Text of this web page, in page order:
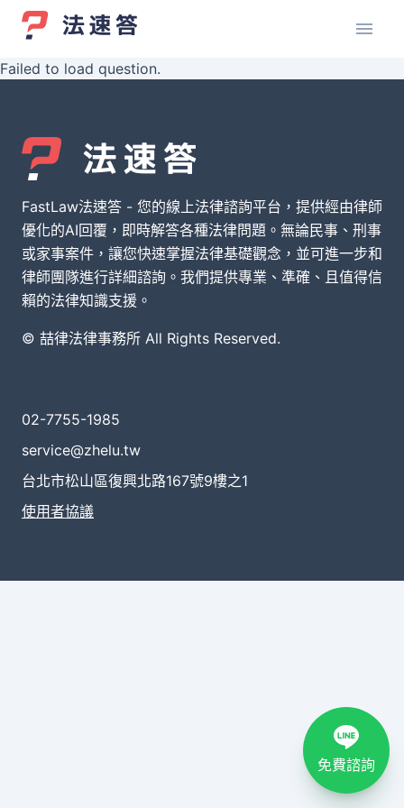
Failed to load question.
FastLaw法速答 - 您的線上法律諮詢平台，提供經由律師
優化的AI回覆，即時解答各種法律問題。無論民事、刑事
或家事案件，讓您快速掌握法律基礎觀念，並可進一步和
律師團隊進行詳細諮詢。我們提供專業、準確、且值得信
賴的法律知識支援。
© 喆律法律事務所 All Rights Reserved.
02-7755-1985
service@zhelu.tw
台北市松山區復興北路167號9樓之1
使用者協議
免費諮詢